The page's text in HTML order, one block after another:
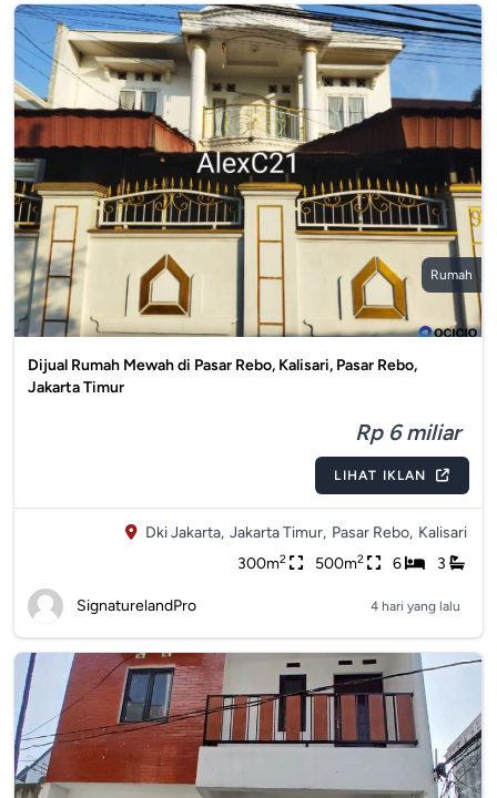
Rumah
Dijual Rumah Mewah di Pasar Rebo, Kalisari, Pasar Rebo,
Jakarta Timur
Rp 6 miliar
LIHAT IKLAN
Dki Jakarta, Jakarta Timur, Pasar Rebo, Kalisari
300m2 500m2 6 3
SignaturelandPro 4 hari yang lalu